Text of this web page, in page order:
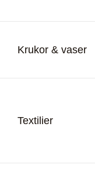
Krukor & vaser
Textilier